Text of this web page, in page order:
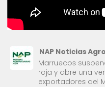
NAP Noticias
Marruecos
roja y abre una
exportadores del